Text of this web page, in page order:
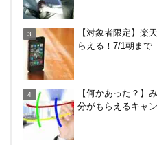
け4％増量！
ド！
【対象者限定】楽
らえる！7/1朝まで
【何かあった？】
分がもらえるキャ